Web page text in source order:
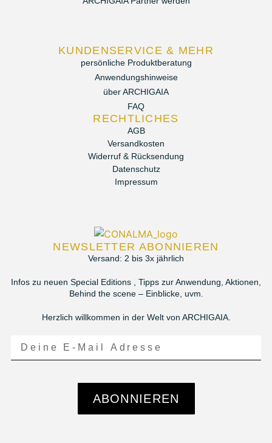
KUNDENSERVICE & MEHR
persönliche Produktberatung
Anwendungshinweise
über ARCHIGAIA
FAQ
RECHTLICHES
AGB
Versandkosten
Widerruf & Rücksendung
Datenschutz
Impressum
NEWSLETTER ABONNIEREN
Versand: 2 bis 3x jährlich
Infos zu neuen Special Editions , Tipps zur Anwendung, Aktionen,
Behind the scene – Einblicke, uvm.
Herzlich willkommen in der Welt von ARCHIGAIA.
ABONNIEREN